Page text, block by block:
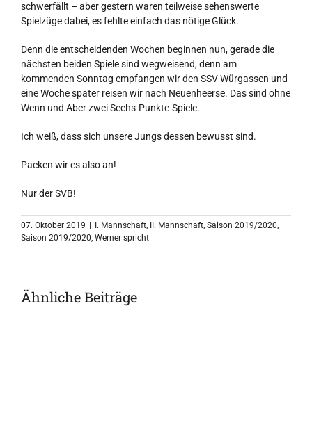
schwerfällt – aber gestern waren teilweise sehenswerte
Spielzüge dabei, es fehlte einfach das nötige Glück.
Denn die entscheidenden Wochen beginnen nun, gerade die
nächsten beiden Spiele sind wegweisend, denn am
kommenden Sonntag empfangen wir den SSV Würgassen und
eine Woche später reisen wir nach Neuenheerse. Das sind ohne
Wenn und Aber zwei Sechs-Punkte-Spiele.
Ich weiß, dass sich unsere Jungs dessen bewusst sind.
Packen wir es also an!
Nur der SVB!
07. Oktober 2019 I. Mannschaft, II. Mannschaft, Saison 2019/2020,
Saison 2019/2020, Werner spricht
Ähnliche Beiträge